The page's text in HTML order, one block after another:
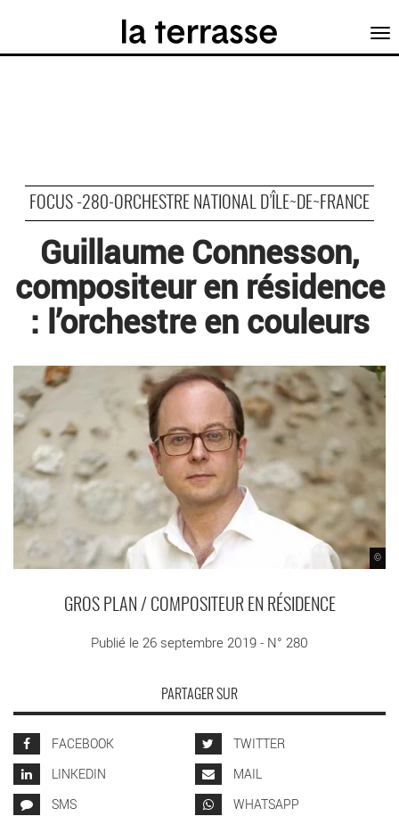
FOCUS -280-ORCHESTRE NATIONAL D’ÎLE~DE~FRANCE
Guillaume Connesson,
compositeur en résidence
: l’orchestre en couleurs
©
GROS PLAN / COMPOSITEUR EN RÉSIDENCE
Publié le 26 septembre 2019 - N° 280
PARTAGER SUR
FACEBOOK
TWITTER
LINKEDIN
MAIL
SMS
WHATSAPP